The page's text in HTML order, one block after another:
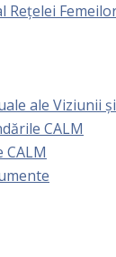
ale Viziunii
CALM
CALM